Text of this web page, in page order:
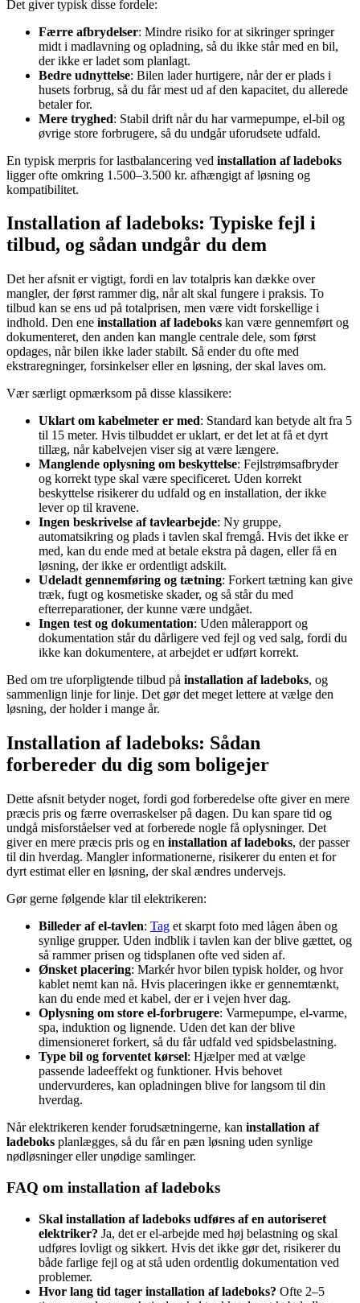
Det giver typisk disse fordele:
Færre afbrydelser: Mindre risiko for at sikringer springer
midt i madlavning og opladning, så du ikke står med en bil,
der ikke er ladet som planlagt.
Bedre udnyttelse: Bilen lader hurtigere, når der er plads i
husets forbrug, så du får mest ud af den kapacitet, du allerede
betaler for.
Mere tryghed: Stabil drift når du har varmepumpe, el-bil og
øvrige store forbrugere, så du undgår uforudsete udfald.
En typisk merpris for lastbalancering ved installation af ladeboks
ligger ofte omkring 1.500–3.500 kr. afhængigt af løsning og
kompatibilitet.
Installation af ladeboks: Typiske fejl i
tilbud, og sådan undgår du dem
Det her afsnit er vigtigt, fordi en lav totalpris kan dække over
mangler, der først rammer dig, når alt skal fungere i praksis. To
tilbud kan se ens ud på totalprisen, men være vidt forskellige i
indhold. Den ene installation af ladeboks kan være gennemført og
dokumenteret, den anden kan mangle centrale dele, som først
opdages, når bilen ikke lader stabilt. Så ender du ofte med
ekstraregninger, forsinkelser eller en løsning, der skal laves om.
Vær særligt opmærksom på disse klassikere:
Uklart om kabelmeter er med: Standard kan betyde alt fra 5
til 15 meter. Hvis tilbuddet er uklart, er det let at få et dyrt
tillæg, når kabelvejen viser sig at være længere.
Manglende oplysning om beskyttelse: Fejlstrømsafbryder
og korrekt type skal være specificeret. Uden korrekt
beskyttelse risikerer du udfald og en installation, der ikke
lever op til kravene.
Ingen beskrivelse af tavlearbejde: Ny gruppe,
automatsikring og plads i tavlen skal fremgå. Hvis det ikke er
med, kan du ende med at betale ekstra på dagen, eller få en
løsning, der ikke er ordentligt adskilt.
Udeladt gennemføring og tætning: Forkert tætning kan give
træk, fugt og kosmetiske skader, og så står du med
efterreparationer, der kunne være undgået.
Ingen test og dokumentation: Uden målerapport og
dokumentation står du dårligere ved fejl og ved salg, fordi du
ikke kan dokumentere, at arbejdet er udført korrekt.
Bed om tre uforpligtende tilbud på installation af ladeboks, og
sammenlign linje for linje. Det gør det meget lettere at vælge den
løsning, der holder i mange år.
Installation af ladeboks: Sådan
forbereder du dig som boligejer
Dette afsnit betyder noget, fordi god forberedelse ofte giver en mere
præcis pris og færre overraskelser på dagen. Du kan spare tid og
undgå misforståelser ved at forberede nogle få oplysninger. Det
giver en mere præcis pris og en installation af ladeboks, der passer
til din hverdag. Mangler informationerne, risikerer du enten et for
dyrt estimat eller en løsning, der skal ændres undervejs.
Gør gerne følgende klar til elektrikeren:
Billeder af el-tavlen: Tag et skarpt foto med lågen åben og
synlige grupper. Uden indblik i tavlen kan der blive gættet, og
så rammer prisen og tidsplanen ofte ved siden af.
Ønsket placering: Markér hvor bilen typisk holder, og hvor
kablet nemt kan nå. Hvis placeringen ikke er gennemtænkt,
kan du ende med et kabel, der er i vejen hver dag.
Oplysning om store el-forbrugere: Varmepumpe, el-varme,
spa, induktion og lignende. Uden det kan der blive
dimensioneret forkert, så du får udfald ved spidsbelastning.
Type bil og forventet kørsel: Hjælper med at vælge
passende ladeeffekt og funktioner. Hvis behovet
undervurderes, kan opladningen blive for langsom til din
hverdag.
Når elektrikeren kender forudsætningerne, kan installation af
ladeboks planlægges, så du får en pæn løsning uden synlige
nødløsninger eller unødige samlinger.
FAQ om installation af ladeboks
Skal installation af ladeboks udføres af en autoriseret
elektriker? Ja, det er el-arbejde med høj belastning og skal
udføres lovligt og sikkert. Hvis det ikke gør det, risikerer du
både farlige fejl og at stå uden ordentlig dokumentation ved
problemer.
Hvor lang tid tager installation af ladeboks? Ofte 2–5